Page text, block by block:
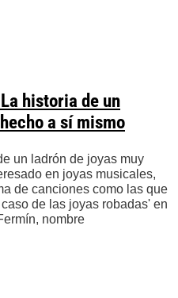
historia de un
a sí mismo
un ladrón de joyas muy
en joyas musicales,
de canciones como las que
de las joyas robadas' en
nombre